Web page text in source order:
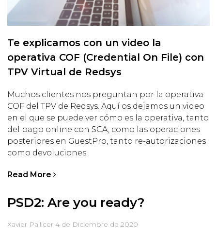
Te explicamos con un video la
operativa COF (Credential On File) con
TPV Virtual de Redsys
Muchos clientes nos preguntan por la operativa
COF del TPV de Redsys. Aquí os dejamos un video
en el que se puede ver cómo es la operativa, tanto
del pago online con SCA, como las operaciones
posteriores en GuestPro, tanto re-autorizaciones
como devoluciones.
Read More
PSD2: Are you ready?
Xavier Pallicer 4 de Diciembre de 2020